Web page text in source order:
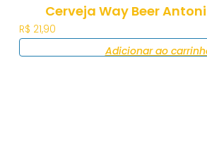
Cerveja Way Beer
R$ 21,90
Adicionar ao